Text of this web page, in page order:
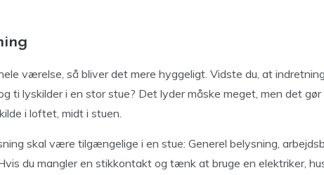
værelse, så bliver det mere hyggeligt. Vidste du, at
ti lyskilder i en stor stue? Det lyder måske meget, men det gør
i loftet, midt i stuen.
skal være tilgængelige i en stue: Generel belysning,
du mangler en stikkontakt og tænk at bruge en elektriker,